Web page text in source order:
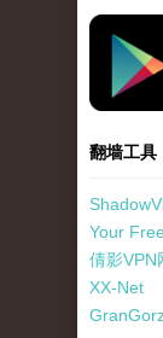
翻墙工具
Your
倩影VPN
XX-Net